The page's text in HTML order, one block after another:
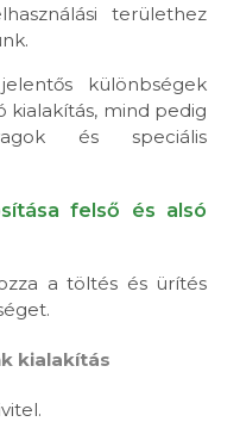
területhez
különbségek
kialakítás, mind pedig
és speciális
felső és alsó
a töltés és ürítés
kialakítás